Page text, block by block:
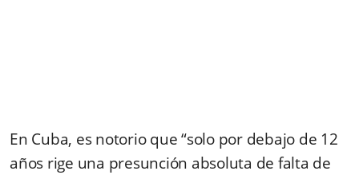
En Cuba, es notorio que “solo por debajo de 12
años rige una presunción absoluta de falta de